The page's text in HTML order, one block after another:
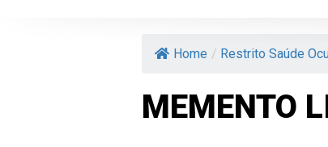
Home / Restrito Saúde
MEMENTO